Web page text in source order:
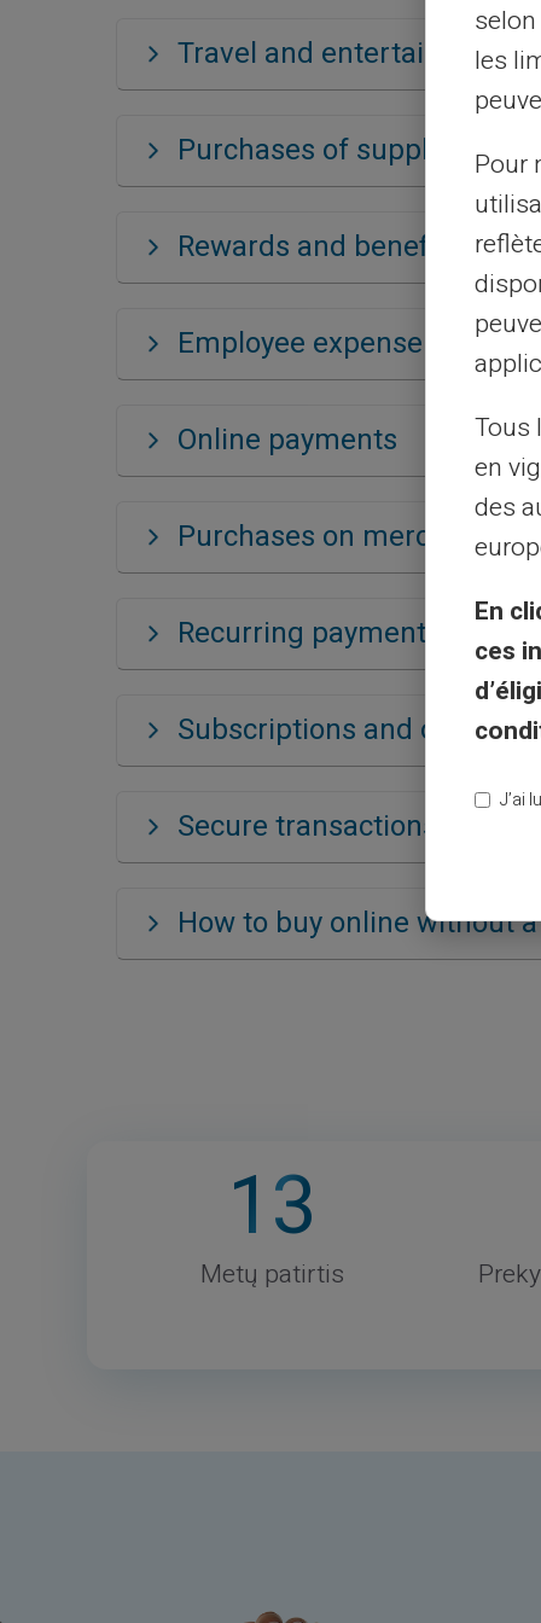
Travel and entertainment
Purchases of supplies and
Rewards and benefits
Employee expense control
Online payments
Purchases on merchant
Recurring payments
Subscriptions and online
Secure transactions
How to buy online without
13
Metų patirtis
les
Pour
Tous
en
des
En
ces
J’ai